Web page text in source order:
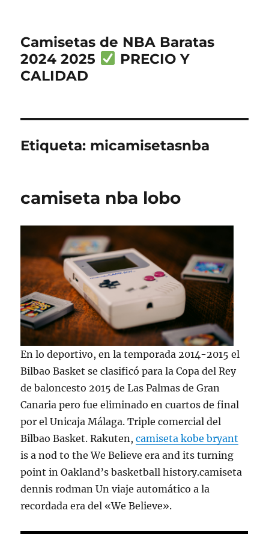
Camisetas de NBA Baratas
2024 2025
PRECIO Y
CALIDAD
Etiqueta: micamisetasnba
camiseta nba lobo
En lo deportivo, en la temporada 2014-2015 el
Bilbao Basket se clasificó para la Copa del Rey
de baloncesto 2015 de Las Palmas de Gran
Canaria pero fue eliminado en cuartos de final
por el Unicaja Málaga. Triple comercial del
Bilbao Basket. Rakuten,camiseta kobe bryant
is a nod to the We Believe era and its turning
point in Oakland’s basketball history.camiseta
dennis rodman Un viaje automático a la
recordada era del «We Believe».